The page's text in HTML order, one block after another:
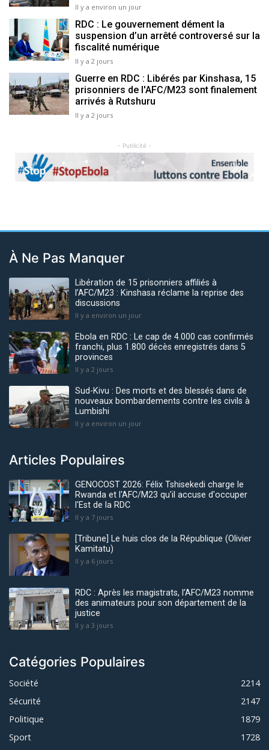
Il y a environ un jour
RDC : Le gouvernement dément la
suspension d’un arrêté controversé sur la
fiscalité numérique
Il y a 2 jours
Guerre en RDC : Libérés par Kinshasa, 15
prisonniers de l'AFC/M23 sont finalement
arrivés à Rutshuru
Il y a 2 jours
- Publicité -
Previous Next
À Ne Pas Manquer
Libération de 15 prisonniers affiliés à
l’AFC/M23 : Kinshasa réclame la reprise des
discussions
Il y a environ un jour
Ebola en RDC : Le cap de 4.000 cas confirmés
franchi, plus 1.800 décès enregistrés dans 5
provinces
Il y a 2 jours
Sud-Kivu : Des morts et des blessés dans de
nouveaux bombardements contre les civils à
Lumbishi
Il y a environ un jour
Articles Populaires
GENOCOST 2026: Félix Tshisekedi charge le
Rwanda et l'AFC/M23 qu'il accuse d'occuper
l'Est de la RDC
Il y a 7 jours
[Tribune] Le huis clos de la République (Olivier
Kamitatu)
Il y a 6 jours
RDC : Après les magistrats, l’AFC/M23 nomme
des animateurs pour son département de la
justice
Il y a 3 jours
Catégories Populaires
Société
2214
Sécurité
2147
Politique
1879
Sport
1728